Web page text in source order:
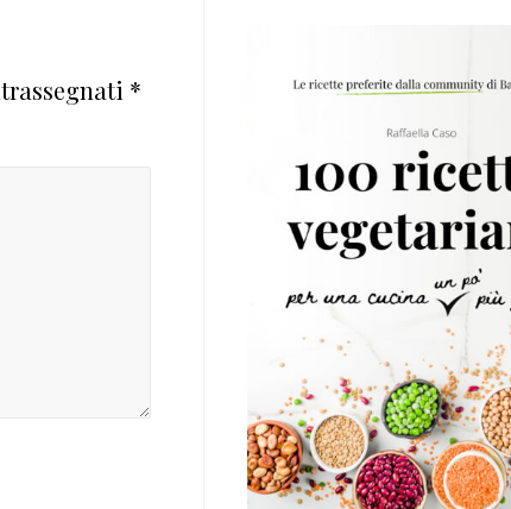
*